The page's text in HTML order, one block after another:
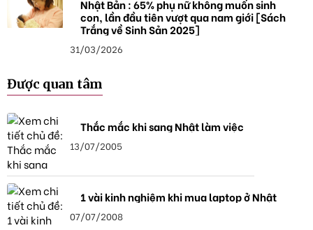
Nhật Bản : 65% phụ nữ không muốn sinh
con, lần đầu tiên vượt qua nam giới [Sách
Trắng về Sinh Sản 2025]
31/03/2026
Được quan tâm
Thắc mắc khi sang Nhật làm việc
13/07/2005
1 vài kinh nghiệm khi mua laptop ở Nhật
07/07/2008